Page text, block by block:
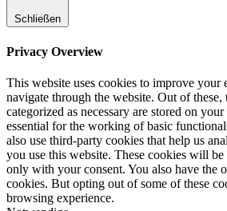
Schließen
Privacy Overview
This website uses cookies to improve your
navigate through the website. Out of these,
categorized as necessary are stored on
essential for the working of basic
also use third-party cookies that help us
you use this website. These cookies will
only with your consent. You also have the
cookies. But opting out of some of these
browsing experience.